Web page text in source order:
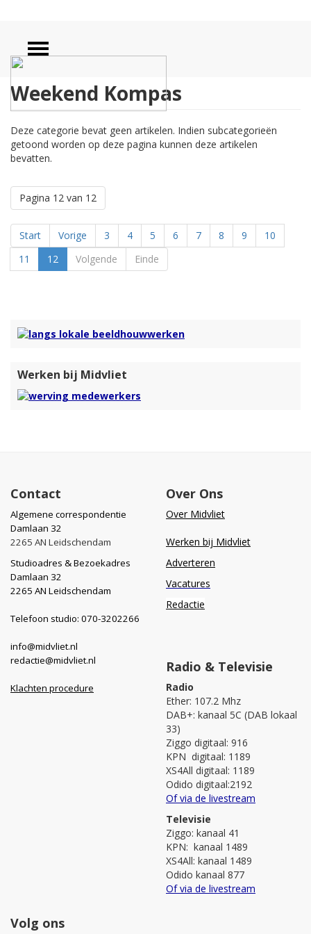
Weekend Kompas
Deze categorie bevat geen artikelen. Indien subcategorieën
getoond worden op deze pagina kunnen deze artikelen
bevatten.
Pagina 12 van 12
Start Vorige 3 4 5 6 7 8 9
10
11
12 Volgende Einde
Werken bij Midvliet
Contact
Algemene correspondentie
Damlaan 32
2265 AN Leidschendam
Studioadres & Bezoekadres
Damlaan 32
2265 AN Leidschendam
Telefoon studio: 070-3202266
info@midvliet.nl
redactie@midvliet.nl
Klachten procedure
Over Ons
Over Midvliet
Werken bij Midvliet
Adverteren
Vacatures
Redactie
Radio & Televisie
Radio
Ether: 107.2 Mhz
DAB+: kanaal 5C (DAB lokaal
33)
Ziggo digitaal: 916
KPN digitaal: 1189
XS4All digitaal: 1189
Odido digitaal:2192
Of via de livestream
Televisie
Ziggo: kanaal 41
KPN: kanaal 1489
XS4All: kanaal 1489
Odido kanaal 877
Of via de livestream
Volg ons